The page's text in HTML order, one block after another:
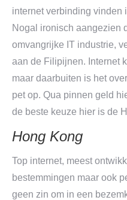
internet verbinding vinden
Nogal ironisch aangezien
omvangrijke IT industrie,
aan de Filipijnen. Internet
maar daarbuiten is het
pet op. Qua pinnen geld
de beste keuze hier is de
Hong Kong
Top internet, meest
bestemmingen maar ook
geen zin om in een